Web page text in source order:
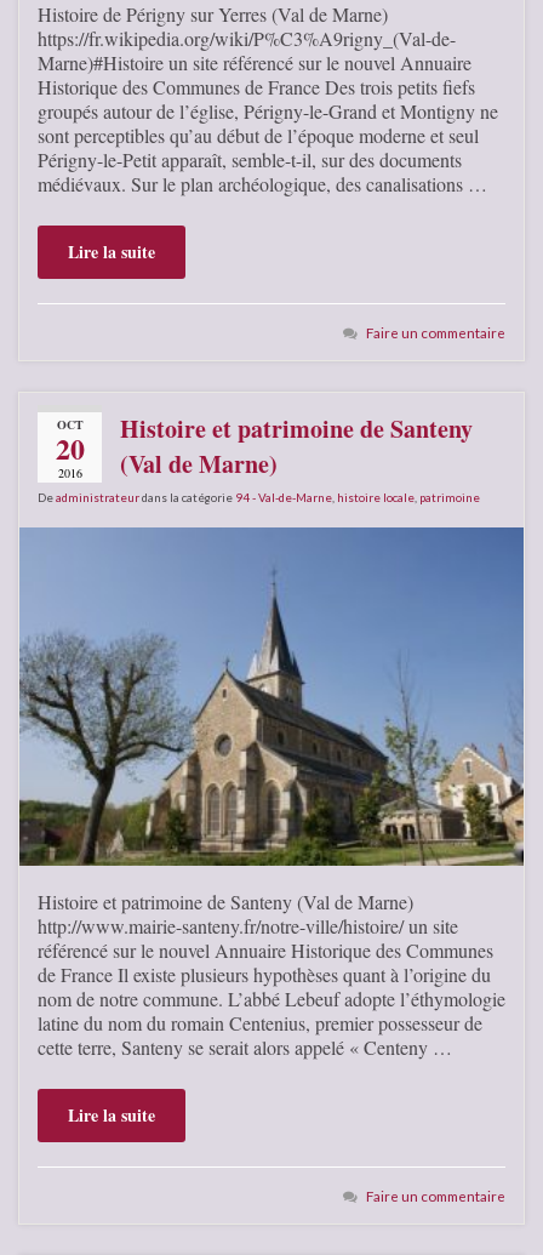
Histoire de Périgny sur Yerres (Val de Marne)
https://fr.wikipedia.org/wiki/P%C3%A9rigny_(Val-de-
Marne)#Histoire un site référencé sur le nouvel Annuaire
Historique des Communes de France Des trois petits fiefs
groupés autour de l’église, Périgny-le-Grand et Montigny ne
sont perceptibles qu’au début de l’époque moderne et seul
Périgny-le-Petit apparaît, semble-t-il, sur des documents
médiévaux. Sur le plan archéologique, des canalisations …
Lire la suite
Faire un commentaire
OCT
20
2016
Histoire et patrimoine de Santeny
(Val de Marne)
Deadministrateurdans la catégorie 94 - Val-de-Marne histoire locale patrimoine
Histoire et patrimoine de Santeny (Val de Marne)
http://www.mairie-santeny.fr/notre-ville/histoire/ un site
référencé sur le nouvel Annuaire Historique des Communes
de France Il existe plusieurs hypothèses quant à l’origine du
nom de notre commune. L’abbé Lebeuf adopte l’éthymologie
latine du nom du romain Centenius, premier possesseur de
cette terre, Santeny se serait alors appelé « Centeny …
Lire la suite
Faire un commentaire